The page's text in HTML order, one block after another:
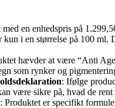
en enhedspris på
kun i en størrelse på 100
hævder at være “Anti
som rynker og
: Ifølge
være sikre på, hvad de
: Produktet er specifikt